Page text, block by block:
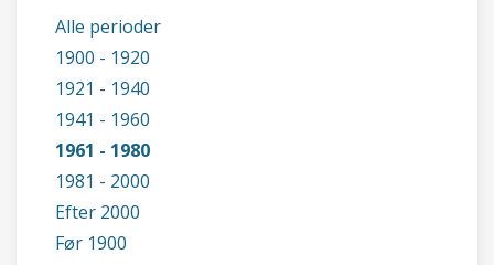
Alle perioder
1900 - 1920
1921 - 1940
1941 - 1960
1961 - 1980
1981 - 2000
Efter 2000
Før 1900